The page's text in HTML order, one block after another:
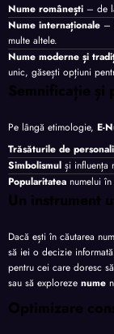
Nume românești – de
Nume internaționale –
multe altele.
Nume moderne și
unic, găsești opțiuni
Semnificație și
Pe lângă etimologie, E-
Trăsăturile de
Simbolismul și influența
Popularitatea numelui
Un instrument
Dacă ești în căutarea
să iei o decizie
pentru cei care doresc
sau să exploreze nume
Optimizare